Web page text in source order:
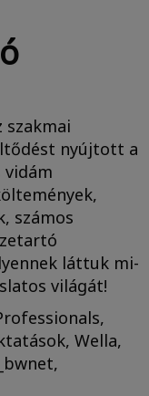
nyújtott a
vidám
számos
láttuk mi-
világát!